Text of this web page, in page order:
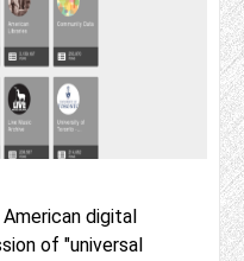
digital
of "universal